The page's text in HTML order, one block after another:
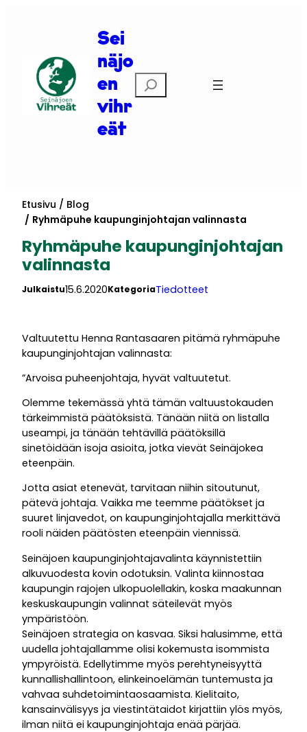
Sei
näjo
en
vihr
eät
Etsi
Etusivu
Blog
Ryhmäpuhe kaupunginjohtajan valinnasta
Ryhmäpuhe kaupunginjohtajan
valinnasta
Julkaistu15.6.2020KategoriaTiedotteet
Valtuutettu Henna Rantasaaren pitämä ryhmäpuhe
kaupunginjohtajan valinnasta:
”Arvoisa puheenjohtaja, hyvät valtuutetut.
Olemme tekemässä yhtä tämän valtuustokauden
tärkeimmistä päätöksistä. Tänään niitä on listalla
useampi, ja tänään tehtävillä päätöksillä
sinetöidään isoja asioita, jotka vievät Seinäjokea
eteenpäin.
Jotta asiat etenevät, tarvitaan niihin sitoutunut,
pätevä johtaja. Vaikka me teemme päätökset ja
suuret linjavedot, on kaupunginjohtajalla merkittävä
rooli näiden päätösten eteenpäin viennissä.
Seinäjoen kaupunginjohtajavalinta käynnistettiin
alkuvuodesta kovin odotuksin. Valinta kiinnostaa
kaupungin rajojen ulkopuolellakin, koska maakunnan
keskuskaupungin valinnat säteilevät myös
ympäristöön.
Seinäjoen strategia on kasvaa. Siksi halusimme, että
uudella johtajallamme olisi kokemusta isommista
ympyröistä. Edellytimme myös perehtyneisyyttä
kunnallishallintoon, elinkeinoelämän tuntemusta ja
vahvaa suhdetoimintaosaamista. Kielitaito,
kansainvälisyys ja viestintätaidot kirjattiin ylös myös,
ilman niitä ei kaupunginjohtaja enää pärjää.